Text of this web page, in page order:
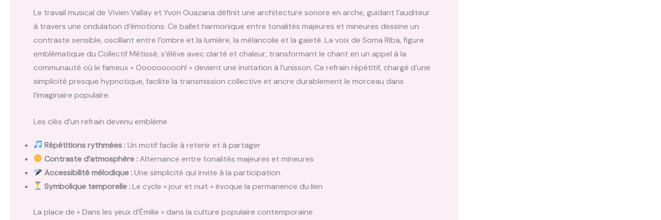
Le travail musical de Vivien Vallay et Yvon Ouazana définit une architecture sonore en arche, guidant l’auditeur
à travers une ondulation d’émotions. Ce ballet harmonique entre tonalités majeures et mineures dessine un
contraste sensible, oscillant entre l’ombre et la lumière, la mélancolie et la gaieté. La voix de Soma Riba, figure
emblématique du Collectif Métissé, s’élève avec clarté et chaleur, transformant le chant en un appel à la
communauté où le fameux « Oooooooooh! » devient une invitation à l’unisson. Ce refrain répétitif, chargé d’une
simplicité presque hypnotique, facilite la transmission collective et ancre durablement le morceau dans
l’imaginaire populaire.
Les clés d’un refrain devenu emblème
Répétitions rythmées :Un motif facile à retenir et à partager
Contraste d’atmosphère :Alternance entre tonalités majeures et mineures
Accessibilité mélodique :Une simplicité qui invite à la participation
Symbolique temporelle :Le cycle « jour et nuit » évoque la permanence du lien
La place de « Dans les yeux d’Émilie » dans la culture populaire contemporaine